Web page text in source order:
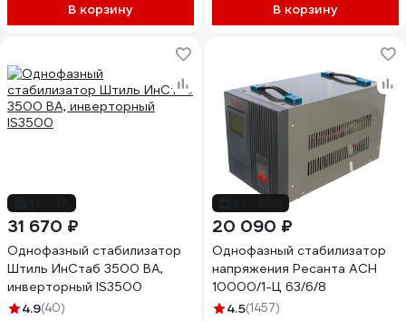
В корзину В корзину
31 670 ₽
Однофазный стабилизатор
Штиль ИнСтаб 3500 ВА,
инверторный IS3500
4.9(40)
20 090 ₽
Однофазный стабилизатор
напряжения Ресанта АСН
10000/1-Ц 63/6/8
4.5(1457)